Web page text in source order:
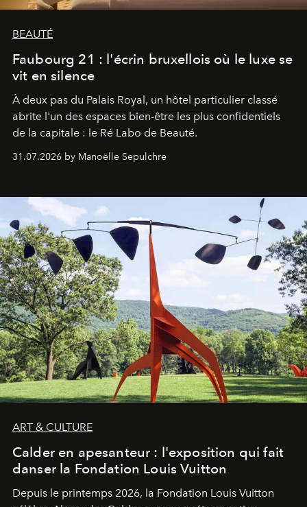
BEAUTÉ
Faubourg 21 : l'écrin bruxellois où le luxe se
vit en silence
À deux pas du Palais Royal, un hôtel particulier classé
abrite l'un des espaces bien-être les plus confidentiels
de la capitale : le Ré Labo de Beauté.
31.07.2026 by Manoëlle Sepulchre
ART & CULTURE
Calder en apesanteur : l'exposition qui fait
danser la Fondation Louis Vuitton
Depuis le printemps 2026, la Fondation Louis Vuitton